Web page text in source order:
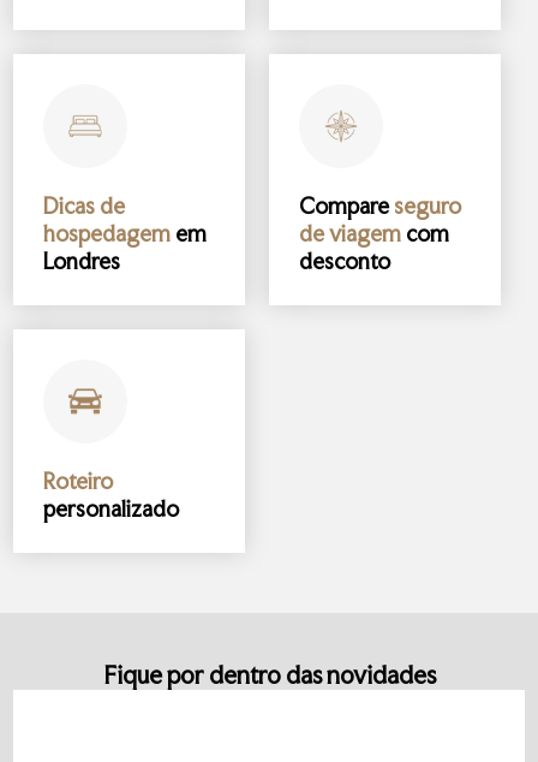
Dicas de
hospedagem em
Londres
Compareseguro
de viagem com
desconto
Roteiro
personalizado
Fique por dentro das novidades